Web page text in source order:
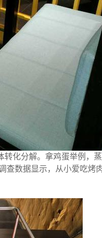
化分解。拿鸡蛋举例，
查数据显示，从小爱吃烤